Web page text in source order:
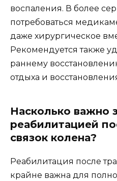
воспаления. В более
потребоваться
даже хирургическое
Рекомендуется также
раннему
отдыха и
Насколько важно
реабилитацией
связок колена?
Реабилитация после
крайне важна для